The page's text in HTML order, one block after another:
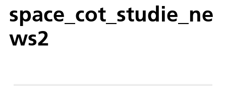
space_cot_studie_ne
ws2